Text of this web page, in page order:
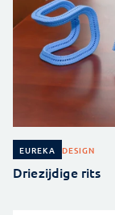
EUREKA DESIGN
Driezijdige rits